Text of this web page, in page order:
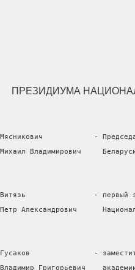
ПРЕЗИДИУМА
Мясникович            -
Михаил Владимирович
Витязь                - первый
Петр Александрович
Гусаков               -
Владимир Григорьевич